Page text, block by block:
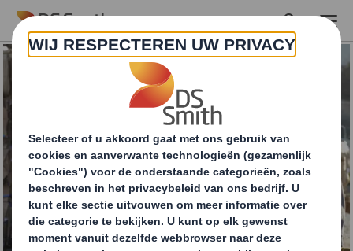
Skip to main content